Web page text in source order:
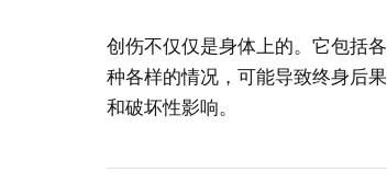
创伤不仅仅是身体上的。它包括各
种各样的情况，可能导致终身后果
和破坏性影响。